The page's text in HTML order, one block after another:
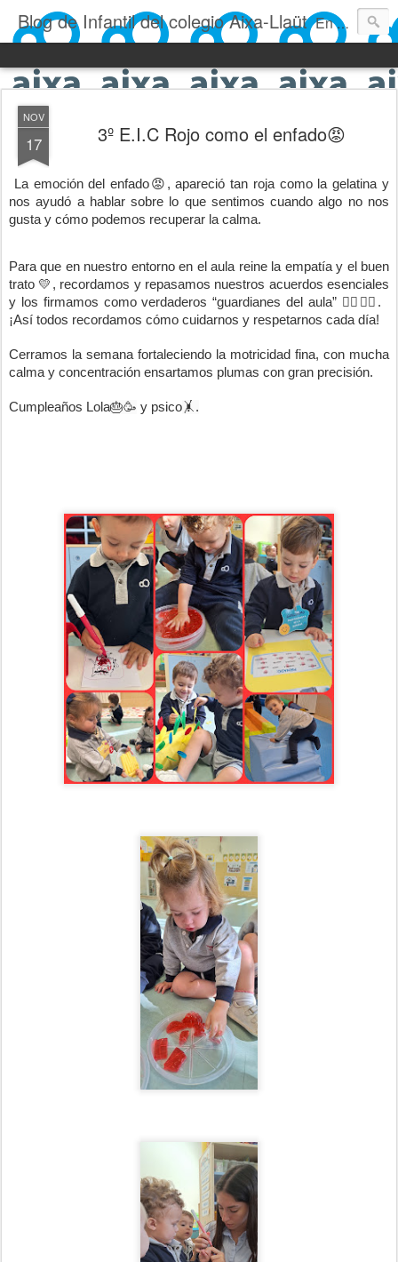
Blog de Infantil del colegio Aixa-Llaüt En nuestro blog verás las actividades del día a día de Infantil, de los alumnos de 0 a 6 años: los talleres, los experimentos, las rutinas, las clases, los patios, etc. ¡Todo aquello que los más pequeños no saben contar!
NOV
17 3º E.I.C Rojo como el enfado😡
La emoción del enfado😡, apareció tan roja como la gelatina y
nos ayudó a hablar sobre lo que sentimos cuando algo no nos
gusta y cómo podemos recuperar la calma.
Para que en nuestro entorno en el aula reine la empatía y el buen
trato 💛, recordamos y repasamos nuestros acuerdos esenciales
y los firmamos como verdaderos “guardianes del aula” 🦸‍♀️🦸‍♂️.
¡Así todos recordamos cómo cuidarnos y respetarnos cada día!
Cerramos la semana fortaleciendo la motricidad fina, con mucha
calma y concentración ensartamos plumas con gran precisión.
Cumpleaños Lola🎂🥳 y psico🤸.